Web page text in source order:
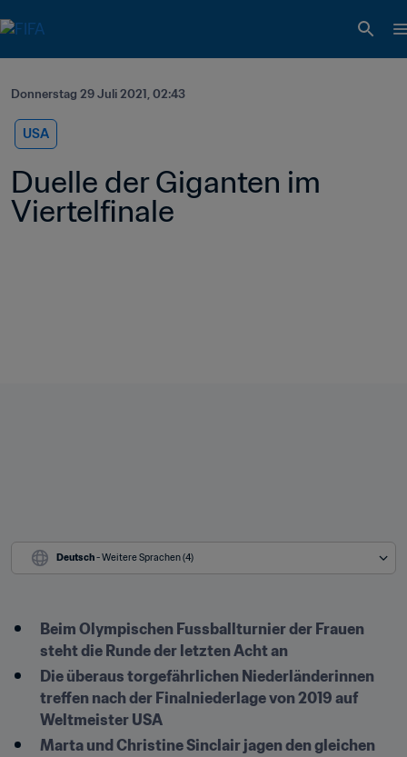
Donnerstag 29 Juli 2021, 02:43
USA
Duelle der Giganten im
Viertelfinale
Deutsch - Weitere Sprachen (4)
Beim Olympischen Fussballturnier der Frauen
steht die Runde der letzten Acht an
Die überaus torgefährlichen Niederländerinnen
treffen nach der Finalniederlage von 2019 auf
Weltmeister USA
Marta und Christine Sinclair jagen den gleichen